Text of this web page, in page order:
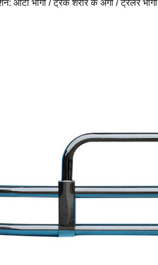
ऑटो भागों / ट्रक शरीर के अंगों / ट्रेलर भागों